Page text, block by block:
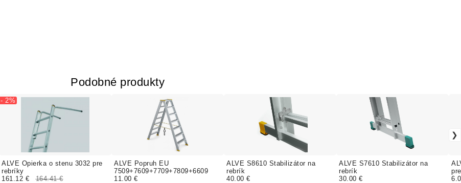
Podobné produkty
ALVE Opierka o stenu 3032 pre
rebríky
- 2%
161.12 € 164.41 €
ALVE Popruh EU
7509+7609+7709+7809+6609
11.00 €
ALVE S8610 Stabilizátor na
rebrík
40.00 €
ALVE S7610 Stabilizátor na
rebrík
30.00 €